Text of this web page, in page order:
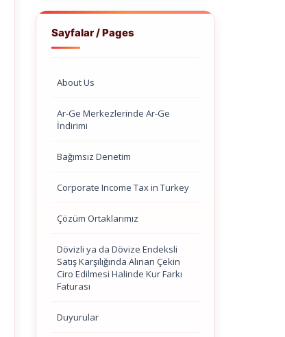
Sayfalar / Pages
About Us
Ar-Ge Merkezlerinde Ar-Ge
İndirimi
Bağımsız Denetim
Corporate Income Tax in Turkey
Çözüm Ortaklarımız
Dövizli ya da Dövize Endeksli
Satış Karşılığında Alınan Çekin
Ciro Edilmesi Halinde Kur Farkı
Faturası
Duyurular